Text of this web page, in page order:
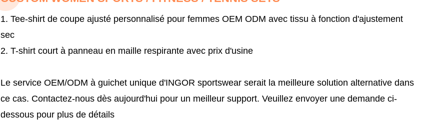
1. Tee-shirt de coupe ajusté personnalisé pour femmes OEM ODM avec tissu à fonction d'ajustement
sec
2. T-shirt court à panneau en maille respirante avec prix d'usine
Le service OEM/ODM à guichet unique d'INGOR sportswear serait la meilleure solution alternative dans
ce cas. Contactez-nous dès aujourd'hui pour un meilleur support. Veuillez envoyer une demande ci-
dessous pour plus de détails